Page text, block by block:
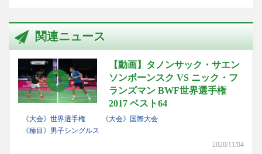
関連ニュース
【動画】タノンサック・サエン
ソンボーンスク VS ニック・フ
ランズマン BWF世界選手権
2017 ベスト64
《大会》世界選手権
《大会》国際大会
《種目》男子シングルス
2020/11/04